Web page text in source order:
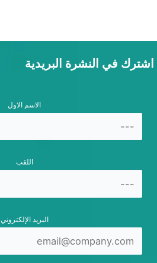
اشترك في النشرة البريدية
الاسم الاول
اللقب
البريد الإلكتروني